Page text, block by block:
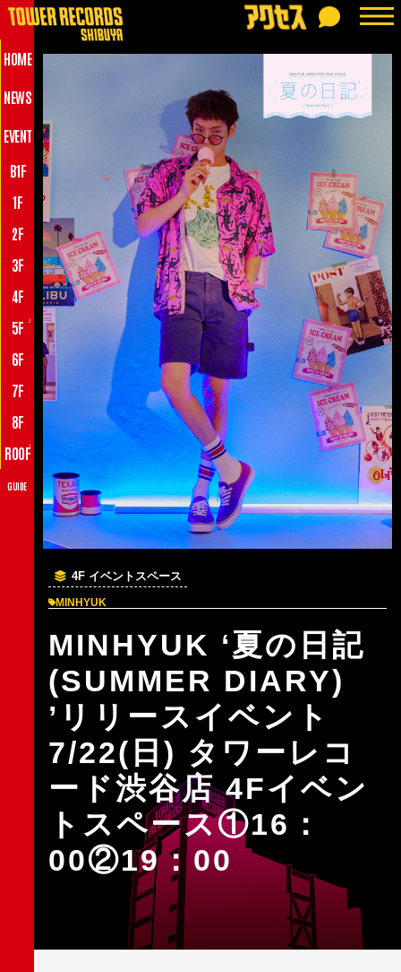
HOME
NEWS
EVENT
B1F
1F
2F
3F
4F
5F
♪
6F
7F
8F
ROOF♪
GUIDE
4F イベントスペース
MINHYUK
MINHYUK ‘夏の日記
(SUMMER DIARY)
’リリースイベント
7/22(日) タワーレコ
ード渋谷店 4Fイベン
トスペース①16：
00②19：00